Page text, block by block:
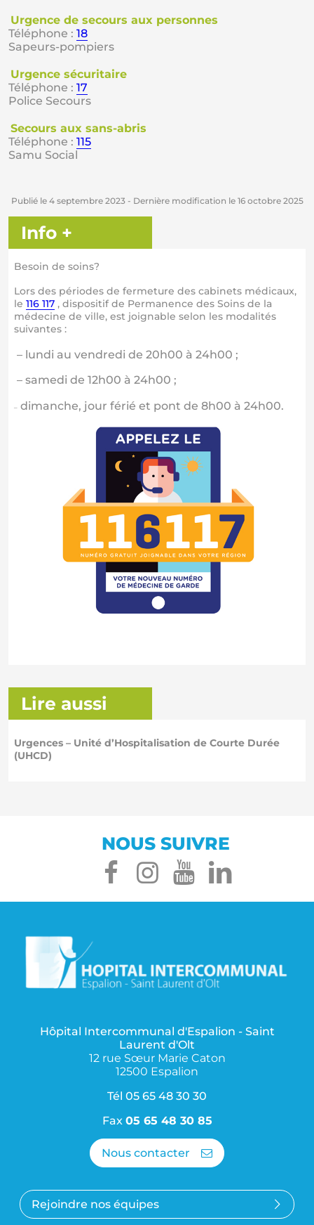
Urgence de secours aux personnes
Téléphone : 18
Sapeurs-pompiers
Urgence sécuritaire
Téléphone : 17
Police Secours
Secours aux sans-abris
Téléphone : 115
Samu Social
Publié le 4 septembre 2023- Dernière modification le 16 octobre 2025
Info +
Besoin de soins?
Lors des périodes de fermeture des cabinets médicaux,
le 116 117 , dispositif de Permanence des Soins de la
médecine de ville, est joignable selon les modalités
suivantes :
lundi au vendredi de 20h00 à 24h00 ;
samedi de 12h00 à 24h00 ;
dimanche, jour férié et pont de 8h00 à 24h00.
Lire aussi
Urgences – Unité d’Hospitalisation de Courte Durée
(UHCD)
NOUS SUIVRE
facebook
instagram
youtube
Hôpital Intercommunal d'Espalion - Saint
Laurent d'Olt
12 rue Sœur Marie Caton
12500 Espalion
Tél 05 65 48 30 30
Fax 05 65 48 30 85
Nous contacter
Rejoindre nos équipes